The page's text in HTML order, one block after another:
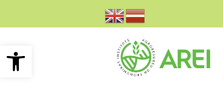
Open toolbar
galveno